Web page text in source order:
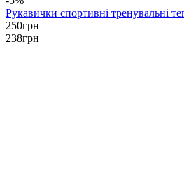
Рукавички спортивні тренувальні
250грн
238грн